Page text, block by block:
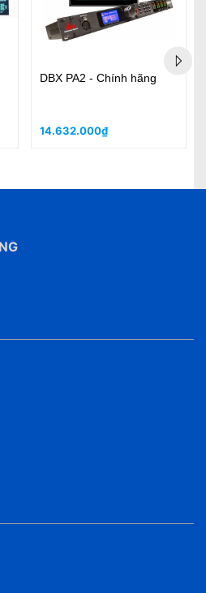
DBX PA2 - Chính hãng
14.632.000₫